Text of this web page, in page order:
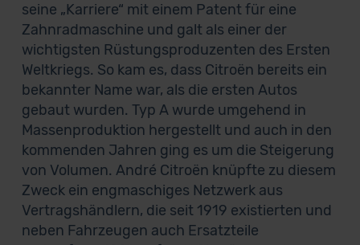
seine „Karriere“ mit einem Patent für eine
Zahnradmaschine und galt als einer der
wichtigsten Rüstungsproduzenten des Ersten
Weltkriegs. So kam es, dass Citroën bereits ein
bekannter Name war, als die ersten Autos
gebaut wurden. Typ A wurde umgehend in
Massenproduktion hergestellt und auch in den
kommenden Jahren ging es um die Steigerung
von Volumen. André Citroën knüpfte zu diesem
Zweck ein engmaschiges Netzwerk aus
Vertragshändlern, die seit 1919 existierten und
neben Fahrzeugen auch Ersatzteile